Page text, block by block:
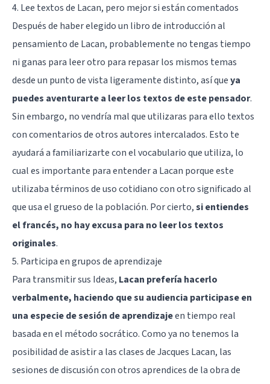
4. Lee textos de Lacan, pero mejor si están comentados
Después de haber elegido un libro de introducción al
pensamiento de Lacan, probablemente no tengas tiempo
ni ganas para leer otro para repasar los mismos temas
desde un punto de vista ligeramente distinto, así queya
puedes aventurarte a leer los textos de este pensador.
Sin embargo, no vendría mal que utilizaras para ello textos
con comentarios de otros autores intercalados. Esto te
ayudará a familiarizarte con el vocabulario que utiliza, lo
cual es importante para entender a Lacan porque este
utilizaba términos de uso cotidiano con otro significado al
que usa el grueso de la población. Por cierto,si entiendes
el francés, no hay excusa para no leer los textos
originales.
5. Participa en grupos de aprendizaje
Para transmitir sus Ideas, Lacan prefería hacerlo
verbalmente, haciendo que su audiencia participase en
una especie de sesión de aprendizajeen tiempo real
basada en el método socrático. Como ya no tenemos la
posibilidad de asistir a las clases de Jacques Lacan, las
sesiones de discusión con otros aprendices de la obra de